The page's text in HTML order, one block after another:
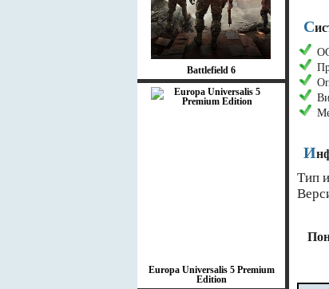
Battlefield 6
Europa Universalis 5 Premium
Edition
С
И
Тип